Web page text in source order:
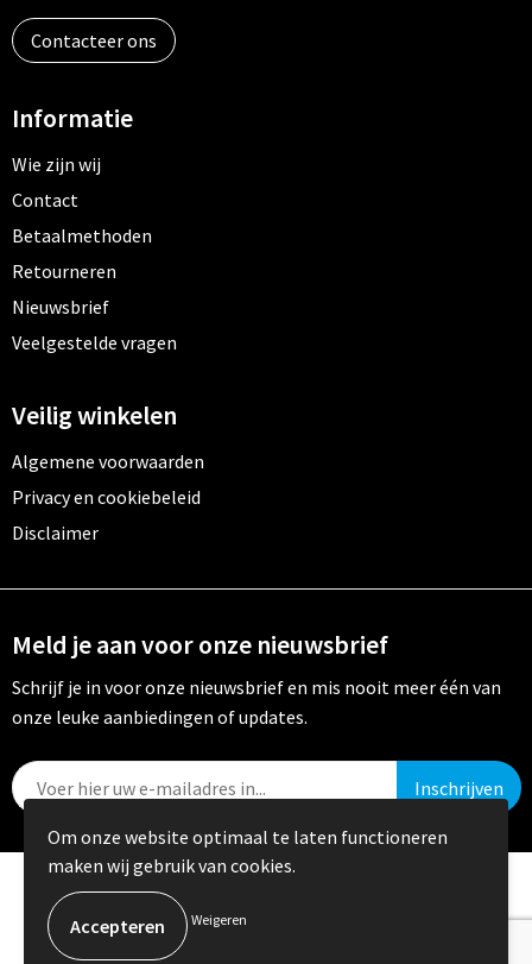
Contacteer ons
Informatie
Wie zijn wij
Contact
Betaalmethoden
Retourneren
Nieuwsbrief
Veelgestelde vragen
Veilig winkelen
Algemene voorwaarden
Privacy en cookiebeleid
Disclaimer
Meld je aan voor onze nieuwsbrief
Schrijf je in voor onze nieuwsbrief en mis nooit meer één van
onze leuke aanbiedingen of updates.
© Copyright Crystal Promotions 2024
Om onze website optimaal te laten functioneren
maken wij gebruik van cookies.
Weigeren